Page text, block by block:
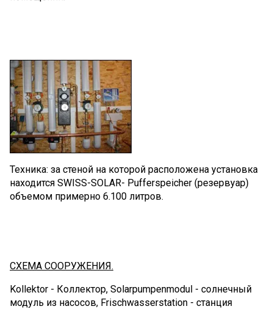
Техника: за стеной на которой расположена установка
находится SWISS-SOLAR- Pufferspeicher (резервуар)
объемом примерно 6.100 литров.
СХЕМА СООРУЖЕНИЯ.
Kollektor - Коллектор, Solarpumpenmodul - солнечный
модуль из насосов, Frischwasserstation - станция